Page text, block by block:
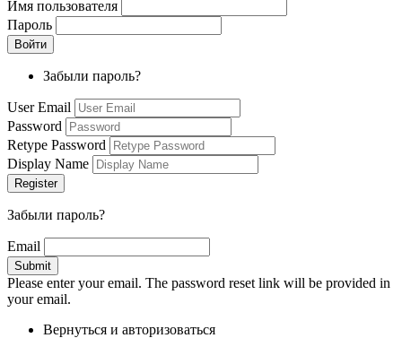
Имя пользователя
Пароль
Забыли пароль?
User Email
Password
Retype Password
Display Name
Забыли пароль?
Email
Please enter your email. The password reset link will be provided in
your email.
Вернуться и авторизоваться